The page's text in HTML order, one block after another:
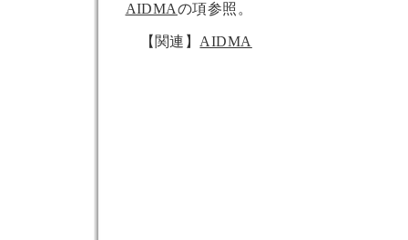
AIDMAの項参照。
【関連】 AIDMA